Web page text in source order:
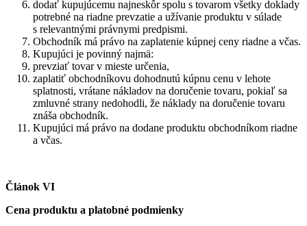
dodať kupujúcemu najneskôr spolu s tovarom všetky doklady
potrebné na riadne prevzatie a užívanie produktu v súlade
s relevantnými právnymi predpismi.
Obchodník má právo na zaplatenie kúpnej ceny riadne a včas.
Kupujúci je povinný najmä:
prevziať tovar v mieste určenia,
zaplatiť obchodníkovu dohodnutú kúpnu cenu v lehote
splatnosti, vrátane nákladov na doručenie tovaru, pokiaľ sa
zmluvné strany nedohodli, že náklady na doručenie tovaru
znáša obchodník.
Kupujúci má právo na dodane produktu obchodníkom riadne
a včas.
Článok VI
Cena produktu a platobné podmienky